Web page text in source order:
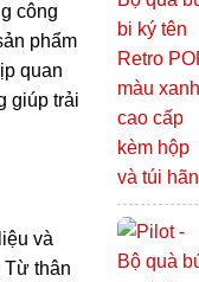
công
phẩm
quan
giúp trải
và
Từ thân